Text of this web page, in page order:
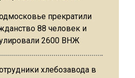
прекратили
88 человек и
2600 ВНЖ